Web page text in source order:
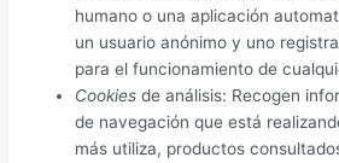
humano o una aplicación
un usuario anónimo y uno
para el funcionamiento de
Cookies de análisis: Recogen
de navegación que está
más utiliza, productos